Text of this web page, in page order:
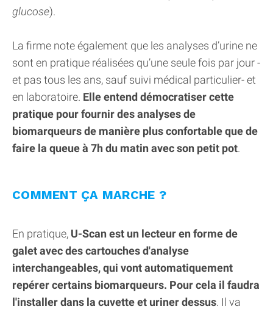
glucose).
La firme note également que les analyses d’urine ne
sont en pratique réalisées qu’une seule fois par jour -
et pas tous les ans, sauf suivi médical particulier- et
en laboratoire. Elle entend démocratiser cette
pratique pour fournir des analyses de
biomarqueurs de manière plus confortable que de
faire la queue à 7h du matin avec son petit pot.
COMMENT ÇA MARCHE ?
En pratique, U-Scan est un lecteur en forme de
galet avec des cartouches d'analyse
interchangeables, qui vont automatiquement
repérer certains biomarqueurs. Pour cela il faudra
l'installer dans la cuvette et uriner dessus. Il va